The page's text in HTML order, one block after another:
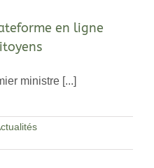
en ligne
ministre [...]